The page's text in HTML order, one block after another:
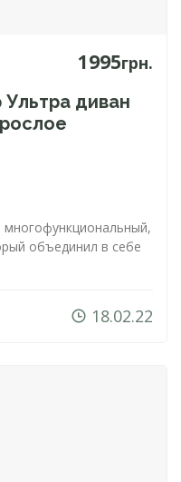
1995грн.
диван
объединил в себе
18.02.22